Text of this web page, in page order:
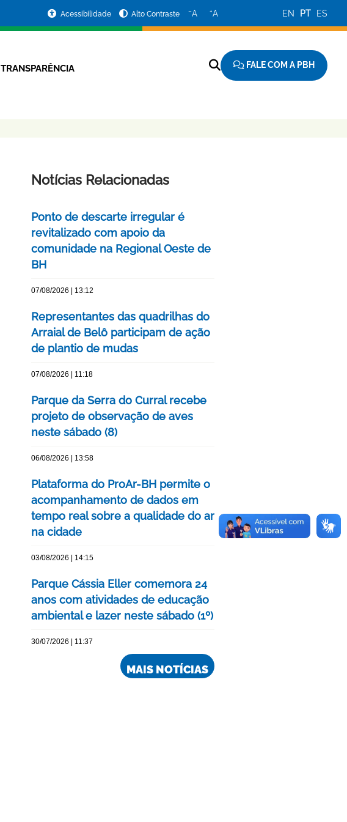
Acessibilidade Alto Contraste −A +A EN PT ES
TRANSPARÊNCIA FALE COM A PBH
Notícias Relacionadas
Ponto de descarte irregular é
revitalizado com apoio da
comunidade na Regional Oeste de
BH
07/08/2026 | 13:12
Representantes das quadrilhas do
Arraial de Belô participam de ação
de plantio de mudas
07/08/2026 | 11:18
Parque da Serra do Curral recebe
projeto de observação de aves
neste sábado (8)
06/08/2026 | 13:58
Plataforma do ProAr-BH permite o
acompanhamento de dados em
tempo real sobre a qualidade do ar
na cidade
03/08/2026 | 14:15
Parque Cássia Eller comemora 24
anos com atividades de educação
ambiental e lazer neste sábado (1º)
30/07/2026 | 11:37
MAIS NOTÍCIAS